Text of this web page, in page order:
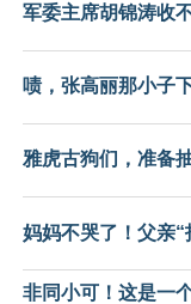
军委主席胡锦涛收
啧，张高丽那小子
雅虎古狗们，准备
妈妈不哭了！父亲“
非同小可！这是一